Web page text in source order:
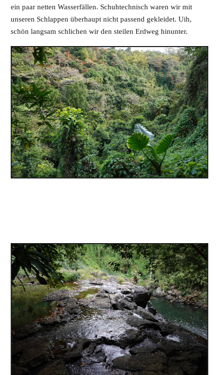
ein paar netten Wasserfällen. Schuhtechnisch waren wir mit
unseren Schlappen überhaupt nicht passend gekleidet. Uih,
schön langsam schlichen wir den steilen Erdweg hinunter.